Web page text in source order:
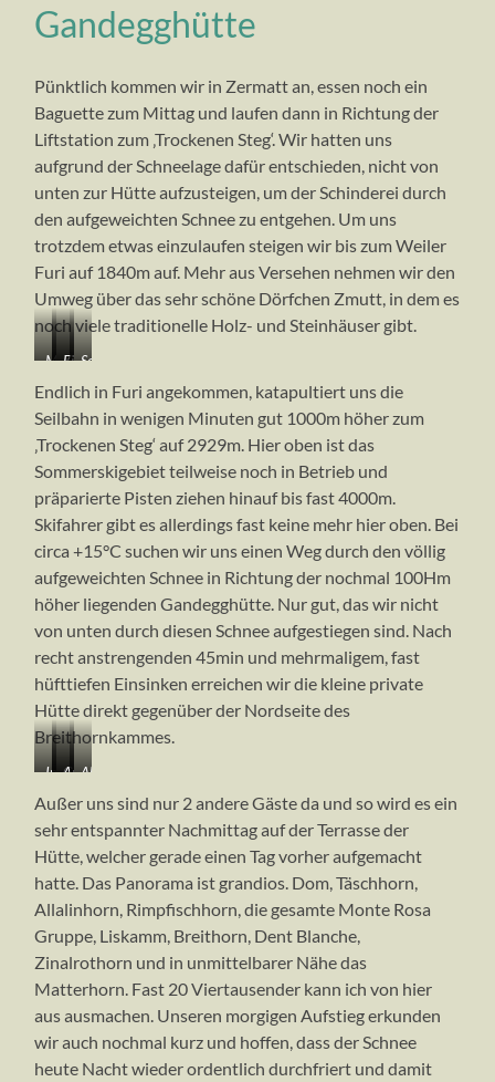
Gandegghütte
Pünktlich kommen wir in Zermatt an, essen noch ein
Baguette zum Mittag und laufen dann in Richtung der
Liftstation zum ‚Trockenen Steg‘. Wir hatten uns
aufgrund der Schneelage dafür entschieden, nicht von
unten zur Hütte aufzusteigen, um der Schinderei durch
den aufgeweichten Schnee zu entgehen. Um uns
trotzdem etwas einzulaufen steigen wir bis zum Weiler
Furi auf 1840m auf. Mehr aus Versehen nehmen wir den
Umweg über das sehr schöne Dörfchen Zmutt, in dem es
noch viele traditionelle Holz- und Steinhäuser gibt.
Mittag
Zermatt
Zermatt
sein
Wahrzeichen
Einlaufen
Zmutt
nach
Furi
Seilbahn
‚Trockenen
Steg‘
Endlich in Furi angekommen, katapultiert uns die
Seilbahn in wenigen Minuten gut 1000m höher zum
‚Trockenen Steg‘ auf 2929m. Hier oben ist das
Sommerskigebiet teilweise noch in Betrieb und
präparierte Pisten ziehen hinauf bis fast 4000m.
Skifahrer gibt es allerdings fast keine mehr hier oben. Bei
circa +15°C suchen wir uns einen Weg durch den völlig
aufgeweichten Schnee in Richtung der nochmal 100Hm
höher liegenden Gandegghütte. Nur gut, das wir nicht
von unten durch diesen Schnee aufgestiegen sind. Nach
recht anstrengenden 45min und mehrmaligem, fast
hüfttiefen Einsinken erreichen wir die kleine private
Hütte direkt gegenüber der Nordseite des
Breithornkammes.
Im
zur
Gandegghütte
Gandegghütte
Breithorn
(4164m)
Auf
Terrasse
der
Gandegghütte
Abendlicher
zum
Monte
Rosa
(bis
Grenzgletscher
und
Liskamm
(4479m),
Außer uns sind nur 2 andere Gäste da und so wird es ein
sehr entspannter Nachmittag auf der Terrasse der
Hütte, welcher gerade einen Tag vorher aufgemacht
hatte. Das Panorama ist grandios. Dom, Täschhorn,
Allalinhorn, Rimpfischhorn, die gesamte Monte Rosa
Gruppe, Liskamm, Breithorn, Dent Blanche,
Zinalrothorn und in unmittelbarer Nähe das
Matterhorn. Fast 20 Viertausender kann ich von hier
aus ausmachen. Unseren morgigen Aufstieg erkunden
wir auch nochmal kurz und hoffen, dass der Schnee
heute Nacht wieder ordentlich durchfriert und damit